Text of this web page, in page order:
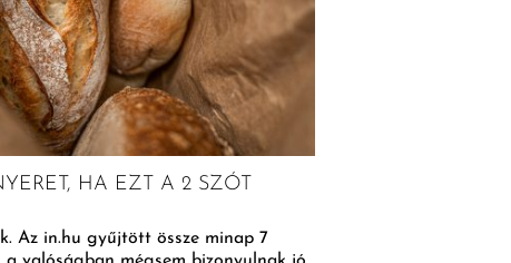
HA EZT A 2 SZÓT
Az in.hu gyűjtött össze minap 7